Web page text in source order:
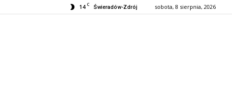
14 C Świeradów-Zdrój sobota, 8 sierpnia, 2026